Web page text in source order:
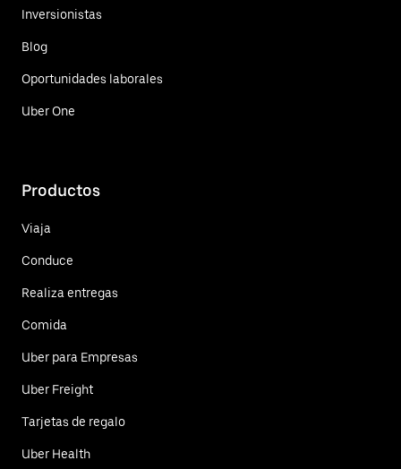
Inversionistas
Blog
Oportunidades laborales
Uber One
Productos
Viaja
Conduce
Realiza entregas
Comida
Uber para Empresas
Uber Freight
Tarjetas de regalo
Uber Health